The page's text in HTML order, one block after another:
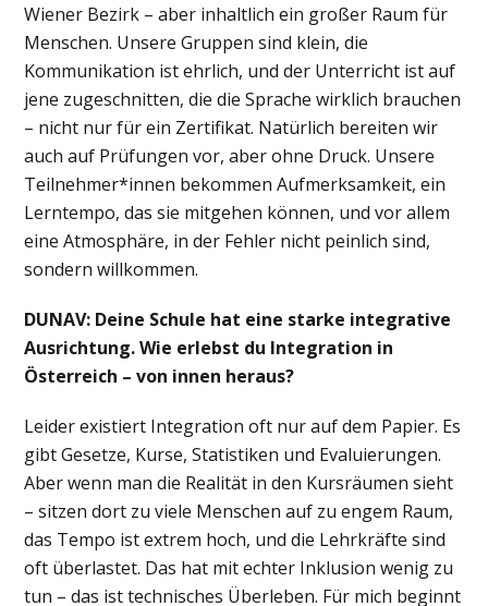
Wiener Bezirk – aber inhaltlich ein großer Raum für
Menschen. Unsere Gruppen sind klein, die
Kommunikation ist ehrlich, und der Unterricht ist auf
jene zugeschnitten, die die Sprache wirklich brauchen
– nicht nur für ein Zertifikat. Natürlich bereiten wir
auch auf Prüfungen vor, aber ohne Druck. Unsere
Teilnehmer*innen bekommen Aufmerksamkeit, ein
Lerntempo, das sie mitgehen können, und vor allem
eine Atmosphäre, in der Fehler nicht peinlich sind,
sondern willkommen.
DUNAV: Deine Schule hat eine starke integrative
Ausrichtung. Wie erlebst du Integration in
Österreich – von innen heraus?
Leider existiert Integration oft nur auf dem Papier. Es
gibt Gesetze, Kurse, Statistiken und Evaluierungen.
Aber wenn man die Realität in den Kursräumen sieht
– sitzen dort zu viele Menschen auf zu engem Raum,
das Tempo ist extrem hoch, und die Lehrkräfte sind
oft überlastet. Das hat mit echter Inklusion wenig zu
tun – das ist technisches Überleben. Für mich beginnt